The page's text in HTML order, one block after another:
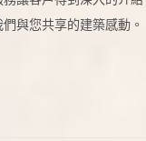
與您共享的建築感動。